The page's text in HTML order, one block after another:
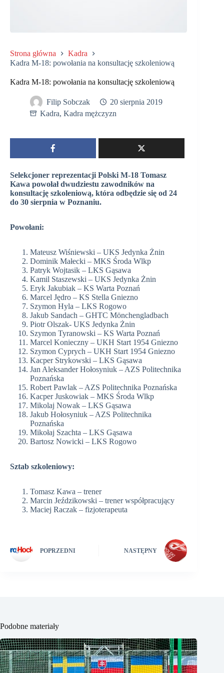
Strona główna
Kadra
Kadra M-18: powołania na konsultację szkoleniową
Kadra M-18: powołania na konsultację szkoleniową
Filip Sobczak
20 sierpnia 2019
Kadra, Kadra mężczyzn
Selekcjoner reprezentacji Polski M-18 Tomasz
Kawa powołał dwudziestu zawodników na
konsultację szkoleniową, która odbędzie się od 24
do 30 sierpnia w Poznaniu.
Powołani:
Mateusz Wiśniewski – UKS Jedynka Żnin
Dominik Małecki – MKS Środa Wlkp
Patryk Wojtasik – LKS Gąsawa
Kamil Staszewski – UKS Jedynka Żnin
Eryk Jakubiak – KS Warta Poznań
Marcel Jędro – KS Stella Gniezno
Szymon Hyla – LKS Rogowo
Jakub Sandach – GHTC Mönchengladbach
Piotr Olszak- UKS Jedynka Żnin
Szymon Tyranowski – KS Warta Poznań
Marcel Konieczny – UKH Start 1954 Gniezno
Szymon Cyprych – UKH Start 1954 Gniezno
Kacper Strykowski – LKS Gąsawa
Jan Aleksander Hołosyniuk – AZS Politechnika
Poznańska
Robert Pawlak – AZS Politechnika Poznańska
Kacper Juskowiak – MKS Środa Wlkp
Mikolaj Nowak – LKS Gąsawa
Jakub Hołosyniuk – AZS Politechnika
Poznańska
Mikołaj Szachta – LKS Gąsawa
Bartosz Nowicki – LKS Rogowo
Sztab szkoleniowy:
Tomasz Kawa – trener
Marcin Jeździkowski – trener współpracujący
Maciej Raczak – fizjoterapeuta
POPRZEDNI NASTĘPNY
Podobne materiały